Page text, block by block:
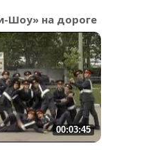
Шоу» на дороге
00:03:45